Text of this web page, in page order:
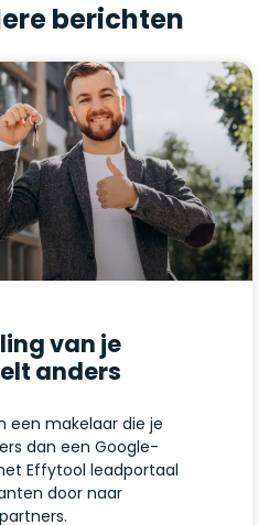
berichten
van je
anders
een makelaar die je
dan een Google-
Effytool leadportaal
door naar